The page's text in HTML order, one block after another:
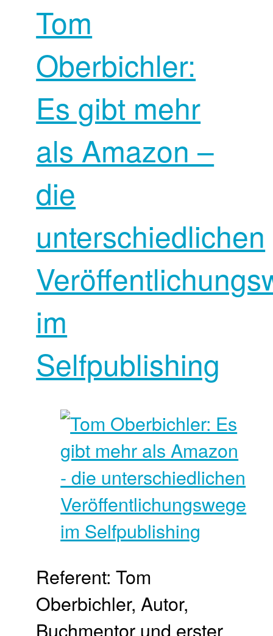
Tom
Oberbichler:
Es gibt mehr
als Amazon –
die
unterschiedlichen
im
Selfpublishing
Referent: Tom
Oberbichler, Autor,
Buchmentor und erster